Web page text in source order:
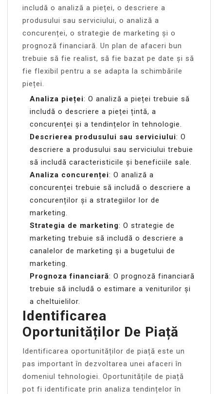
includă o analiză a pieței, o descriere a
produsului sau serviciului, o analiză a
concurenței, o strategie de marketing și o
prognoză financiară. Un plan de afaceri bun
trebuie să fie realist, să fie bazat pe date și să
fie flexibil pentru a se adapta la schimbările
pieței.
Analiza pieței: O analiză a pieței trebuie să
includă o descriere a pieței țintă, a
concurenței și a tendințelor în tehnologie.
Descrierea produsului sau serviciului: O
descriere a produsului sau serviciului trebuie
să includă caracteristicile și beneficiile sale.
Analiza concurenței: O analiză a
concurenței trebuie să includă o descriere a
concurenților și a strategiilor lor de
marketing.
Strategia de marketing: O strategie de
marketing trebuie să includă o descriere a
canalelor de marketing și a bugetului de
marketing.
Prognoza financiară: O prognoză financiară
trebuie să includă o estimare a veniturilor și
a cheltuielilor.
Identificarea
Oportunităților De Piață
Identificarea oportunităților de piață este un
pas important în dezvoltarea unei afaceri în
domeniul tehnologiei. Oportunitățile de piață
pot fi identificate prin analiza tendințelor în